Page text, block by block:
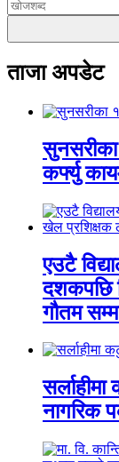
ताजा अपडेट
कर्फ्यु
एउटै
दशकपछि
गौतम
नागरिक